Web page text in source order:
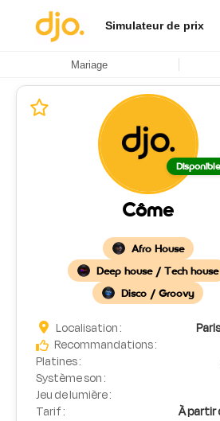
Simulateur de prix
Mariage
Disponible
Côme
Afro House
Deep house / Tech house
Disco / Groovy
Localisation :
Recommandations :
Platines :
Système son :
Jeu de lumière :
Tarif :
À partir